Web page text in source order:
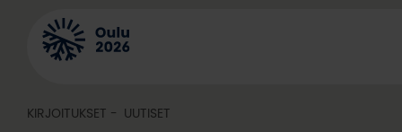
sisältöön
KIRJOITUKSET UUTISET